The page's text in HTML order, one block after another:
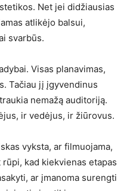
Net jei didžiausias
atlikėjo balsui,
svarbūs.
Visas planavimas,
Tačiau jį įgyvendinus
nemažą auditoriją.
ir vedėjus, ir žiūrovus.
vyksta, ar filmuojama,
kad kiekvienas etapas
ar įmanoma surengti